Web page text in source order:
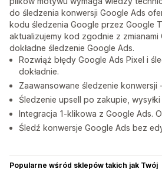
do śledzenia konwersji Google Ads
kodu śledzenia Google przez Google
aktualizujemy kod zgodnie z
dokładne śledzenie Google Ads.
Rozwiąż błędy Google Ads Pixel i
dokładnie.
Zaawansowane śledzenie konwersji
Śledzenie upsell po zakupie,
Integracja 1-klikowa z Google Ads.
Śledź konwersje Google Ads bez
Popularne wśród sklepów takich jak Twój